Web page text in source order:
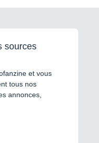
sources
et vous
tous nos
annonces,